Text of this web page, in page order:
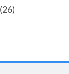
(26)